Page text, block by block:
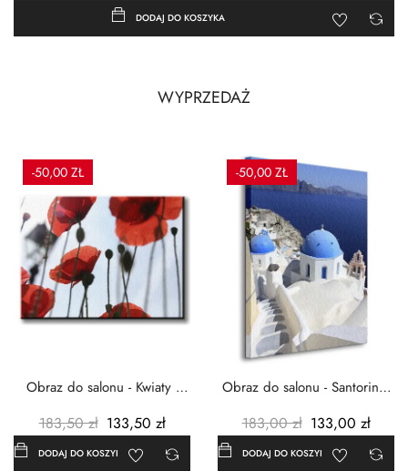
DODAJ DO KOSZYKA
WYPRZEDAŻ
-50,00 ZŁ
Obraz do salonu - Kwiaty -
183,50 zł 133,50 zł
DODAJ DO KOSZYKA
-50,00 ZŁ
Obraz do salonu - Santorini -
183,00 zł 133,00 zł
DODAJ DO KOSZYKA